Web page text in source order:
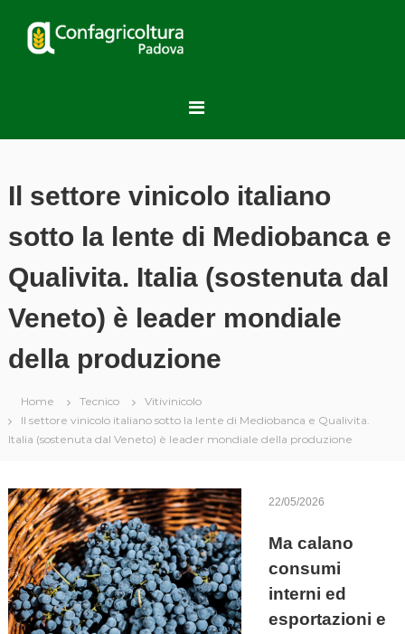
c
g
c
o
l
t
u
r
P
o
v
Il settore vinicolo italiano
sotto la lente di Mediobanca e
Qualivita. Italia (sostenuta dal
Veneto) è leader mondiale
della produzione
Home Tecnico
Vitivinicolo
Il settore vinicolo italiano sotto la lente di Mediobanca e Qualivita.
Italia (sostenuta dal Veneto) è leader mondiale della produzione
22/05/2026
Ma calano
consumi
interni ed
esportazioni e